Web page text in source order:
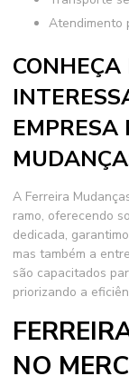
EMPRESA
A Ferreira
ramo, oferecendo
dedicada,
mas também a
são capacitados
priorizando a
NO